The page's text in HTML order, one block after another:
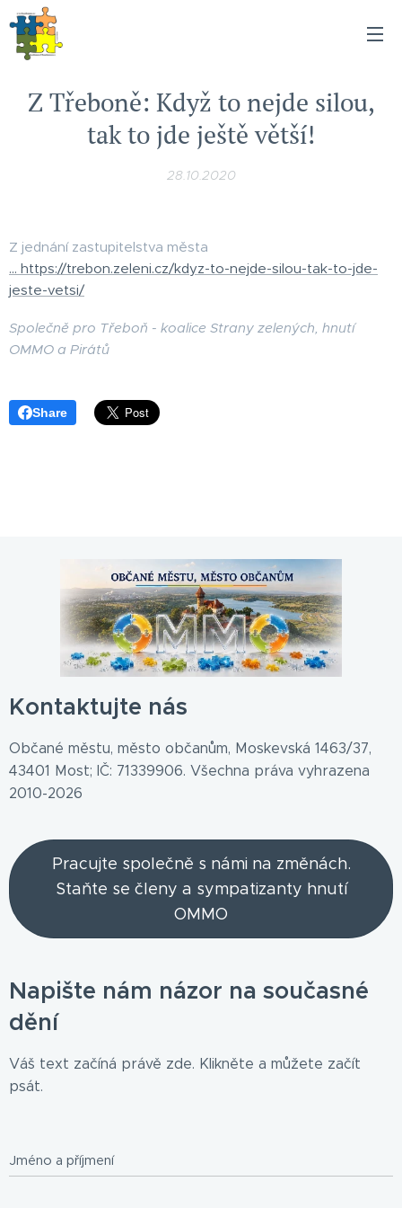
Z Třeboně: Když to nejde silou,
tak to jde ještě větší!
28.10.2020
Z jednání zastupitelstva města
... https://trebon.zeleni.cz/kdyz-to-nejde-silou-tak-to-jde-
jeste-vetsi/
Společně pro Třeboň - koalice Strany zelených, hnutí
OMMO a Pirátů
Share
Kontaktujte nás
Občané městu, město občanům, Moskevská 1463/37,
43401 Most; IČ: 71339906. Všechna práva vyhrazena
2010-2026
Pracujte společně s námi na změnách.
Staňte se členy a sympatizanty hnutí
OMMO
Napište nám názor na současné
dění
Váš text začíná právě zde. Klikněte a můžete začít
psát.
Jméno a příjmení